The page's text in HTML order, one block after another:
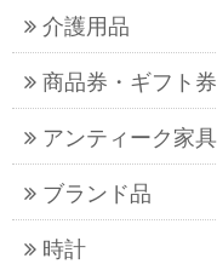
介護用品
商品券・ギフト券
アンティーク家具
ブランド品
時計